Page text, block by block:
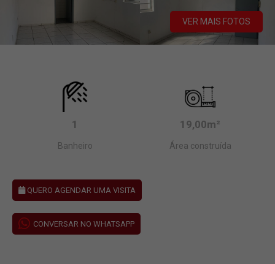
VER MAIS FOTOS
1
Banheiro
19,00m²
Área construída
QUERO AGENDAR UMA VISITA
CONVERSAR NO WHATSAPP